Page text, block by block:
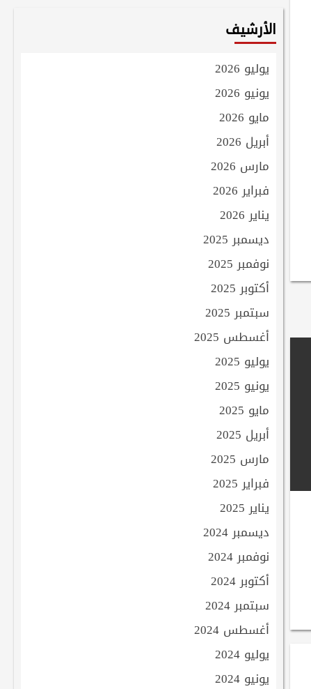
الأرشيف
يوليو 2026
يونيو 2026
مايو 2026
أبريل 2026
مارس 2026
فبراير 2026
يناير 2026
ديسمبر 2025
نوفمبر 2025
أكتوبر 2025
سبتمبر 2025
أغسطس 2025
يوليو 2025
يونيو 2025
مايو 2025
أبريل 2025
مارس 2025
فبراير 2025
يناير 2025
ديسمبر 2024
نوفمبر 2024
أكتوبر 2024
سبتمبر 2024
أغسطس 2024
يوليو 2024
يونيو 2024